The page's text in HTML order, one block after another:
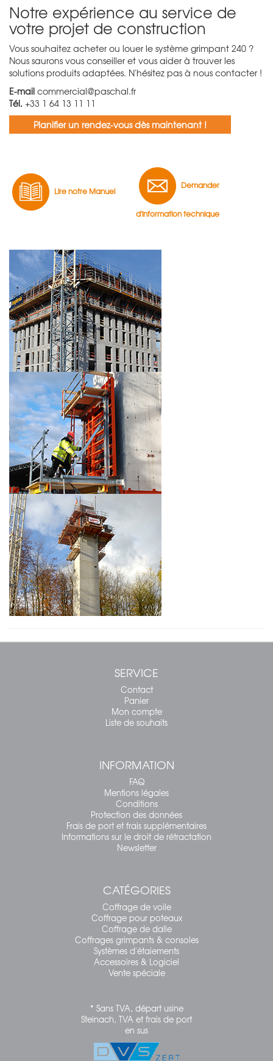
Notre expérience au service de
votre projet de construction
Vous souhaitez acheter ou louer le système grimpant 240 ?
Nous saurons vous conseiller et vous aider à trouver les
solutions produits adaptées. N'hésitez pas à nous contacter !
E-mail commercial@paschal.fr
Tél. +33 1 64 13 11 11
Planifier un rendez-vous dès maintenant !
Lire notre Manuel
Demander
d'information technique
SERVICE
Contact
Panier
Mon compte
Liste de souhaits
INFORMATION
FAQ
Mentions légales
Conditions
Protection des données
Frais de port et frais supplémentaires
Informations sur le droit de rétractation
Newsletter
CATÉGORIES
Coffrage de voile
Coffrage pour poteaux
Coffrage de dalle
Coffrages grimpants & consoles
Systèmes d'étaiements
Accessoires & Logiciel
Vente spéciale
* Sans TVA, départ usine
Steinach, TVA et frais de port
en sus